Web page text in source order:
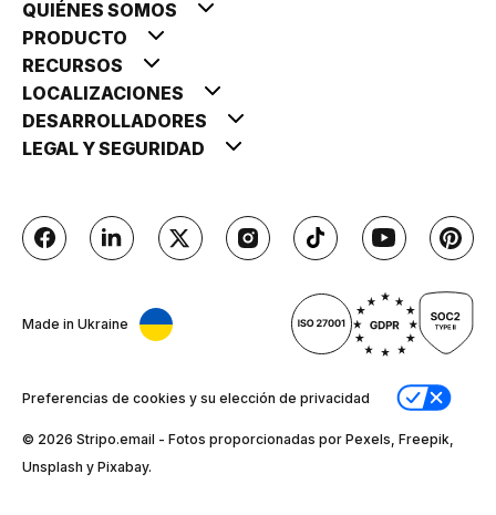
QUIÉNES SOMOS
PRODUCTO
RECURSOS
LOCALIZACIONES
DESARROLLADORES
LEGAL Y SEGURIDAD
Made in Ukraine
Preferencias de cookies y su elección de privacidad
© 2026 Stripо.email - Fotos proporcionadas por Pexels, Freepik,
Unsplash y Pixabay.